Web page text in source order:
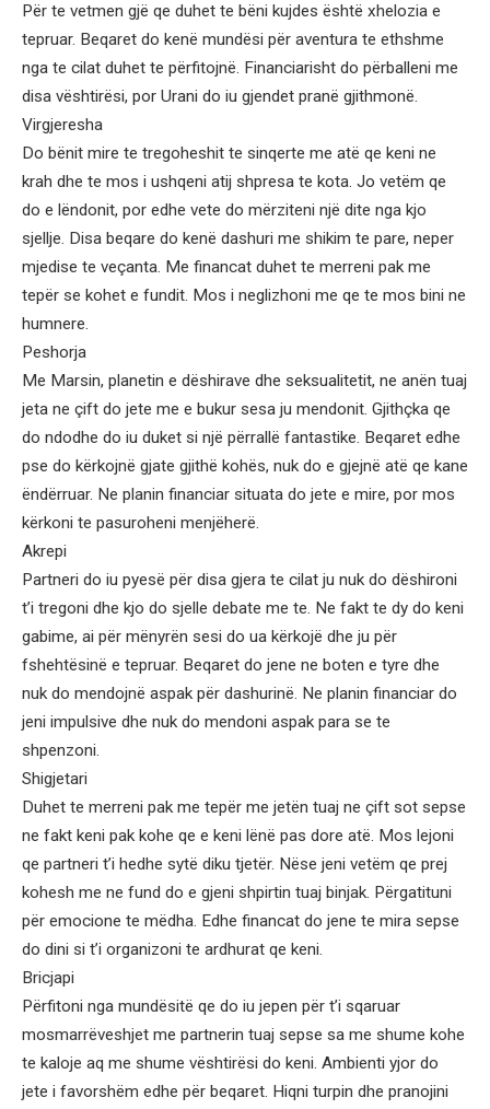
Për te vetmen gjë qe duhet te bëni kujdes është xhelozia e
tepruar. Beqaret do kenë mundësi për aventura te ethshme
nga te cilat duhet te përfitojnë. Financiarisht do përballeni me
disa vështirësi, por Urani do iu gjendet pranë gjithmonë.
Virgjeresha
Do bënit mire te tregoheshit te sinqerte me atë qe keni ne
krah dhe te mos i ushqeni atij shpresa te kota. Jo vetëm qe
do e lëndonit, por edhe vete do mërziteni një dite nga kjo
sjellje. Disa beqare do kenë dashuri me shikim te pare, neper
mjedise te veçanta. Me financat duhet te merreni pak me
tepër se kohet e fundit. Mos i neglizhoni me qe te mos bini ne
humnere.
Peshorja
Me Marsin, planetin e dëshirave dhe seksualitetit, ne anën tuaj
jeta ne çift do jete me e bukur sesa ju mendonit. Gjithçka qe
do ndodhe do iu duket si një përrallë fantastike. Beqaret edhe
pse do kërkojnë gjate gjithë kohës, nuk do e gjejnë atë qe kane
ëndërruar. Ne planin financiar situata do jete e mire, por mos
kërkoni te pasuroheni menjëherë.
Akrepi
Partneri do iu pyesë për disa gjera te cilat ju nuk do dëshironi
t’i tregoni dhe kjo do sjelle debate me te. Ne fakt te dy do keni
gabime, ai për mënyrën sesi do ua kërkojë dhe ju për
fshehtësinë e tepruar. Beqaret do jene ne boten e tyre dhe
nuk do mendojnë aspak për dashurinë. Ne planin financiar do
jeni impulsive dhe nuk do mendoni aspak para se te
shpenzoni.
Shigjetari
Duhet te merreni pak me tepër me jetën tuaj ne çift sot sepse
ne fakt keni pak kohe qe e keni lënë pas dore atë. Mos lejoni
qe partneri t’i hedhe sytë diku tjetër. Nëse jeni vetëm qe prej
kohesh me ne fund do e gjeni shpirtin tuaj binjak. Përgatituni
për emocione te mëdha. Edhe financat do jene te mira sepse
do dini si t’i organizoni te ardhurat qe keni.
Bricjapi
Përfitoni nga mundësitë qe do iu jepen për t’i sqaruar
mosmarrëveshjet me partnerin tuaj sepse sa me shume kohe
te kaloje aq me shume vështirësi do keni. Ambienti yjor do
jete i favorshëm edhe për beqaret. Hiqni turpin dhe pranojini